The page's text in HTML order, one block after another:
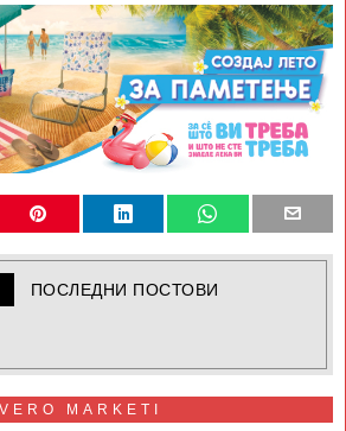
ПОСЛЕДНИ ПОСТОВИ
VERO MARKETI